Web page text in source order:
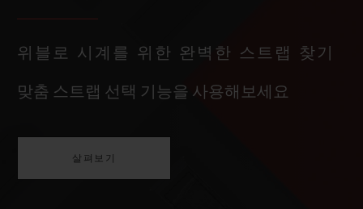
위블로 시계를 위한 완벽한 스트랩 찾기
맞춤 스트랩 선택 기능을 사용해보세요
살펴보기